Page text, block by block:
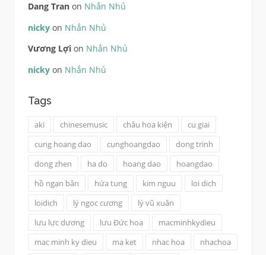
Dang Tranon Nhắn Nhủ
nickyon Nhắn Nhủ
Vương Lợion Nhắn Nhủ
nickyon Nhắn Nhủ
Tags
aki chinesemusic châu hoa kiện
cu giai
cung hoang dao
cunghoangdao
dong trinh
dong zhen
ha do hoang dao
hoangdao
hồ ngạn bân
hứa tung kim nguu
loi dich
loidich
lý ngọc cương
lý vũ xuân
lưu lực dương
lưu Đức hoa
macminhkydieu
mac minh ky dieu
ma ket nhac hoa
nhachoa